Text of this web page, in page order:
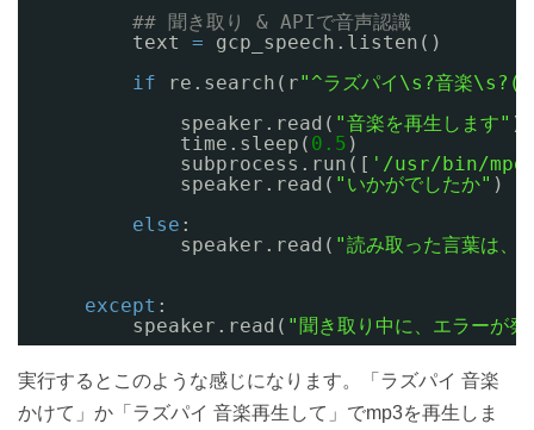
## 聞き取り & APIで音声認識
text =
gcp_speech.listen()
if
re.search(r"^ラズパイ\s?音楽\s?(
speaker.read( "音楽を再生します" )
time.sleep( 0.5 )
subprocess.run([ '/usr/bin/
speaker.read( "いかがでしたか" )
else :
speaker.read( "読み取った言葉は
except :
speaker.read( "聞き取り中に、エラーが
実行するとこのような感じになります。「ラズパイ 音楽
かけて」か「ラズパイ 音楽再生して」でmp3を再生しま